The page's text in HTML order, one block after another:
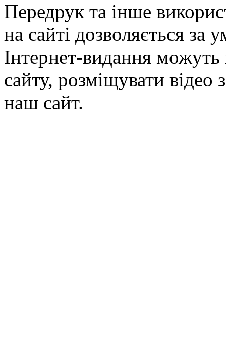
Передрук та інше
на сайті дозволяється
Інтернет-видання можуть
сайту, розміщувати відео
наш сайт.